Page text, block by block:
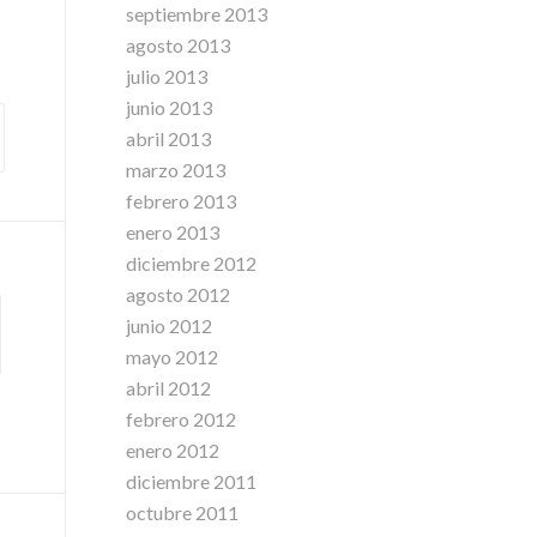
septiembre 2013
agosto 2013
julio 2013
junio 2013
abril 2013
marzo 2013
febrero 2013
enero 2013
diciembre 2012
agosto 2012
junio 2012
mayo 2012
abril 2012
febrero 2012
enero 2012
diciembre 2011
octubre 2011